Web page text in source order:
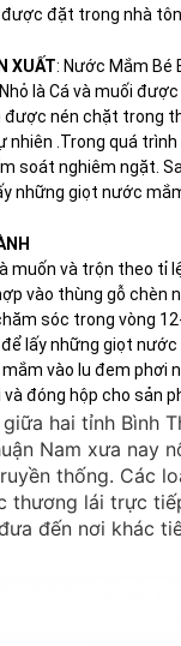
được đặt trong nhà tôn
XUẤT: Nước Mắm Bé
là Cá và muối
được nén chặt trong
nhiên .Trong quá
soát nghiêm ngặt.
những giọt nước
muốn và trộn theo tỉ
vào thùng gỗ chèn
sóc trong vòng
để lấy những giọt
vào lu đem phơi
và đóng hộp cho sản
hai tỉnh Bình
Nam xưa nay
thống. Các
thương lái trực
đến nơi khác